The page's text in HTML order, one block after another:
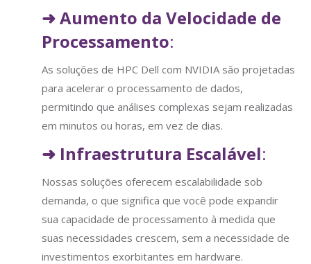
➜Aumento da Velocidade de
Processamento:
As soluções de HPC Dell com NVIDIA são projetadas
para acelerar o processamento de dados,
permitindo que análises complexas sejam realizadas
em minutos ou horas, em vez de dias.
➜ Infraestrutura Escalável:
Nossas soluções oferecem escalabilidade sob
demanda, o que significa que você pode expandir
sua capacidade de processamento à medida que
suas necessidades crescem, sem a necessidade de
investimentos exorbitantes em hardware.